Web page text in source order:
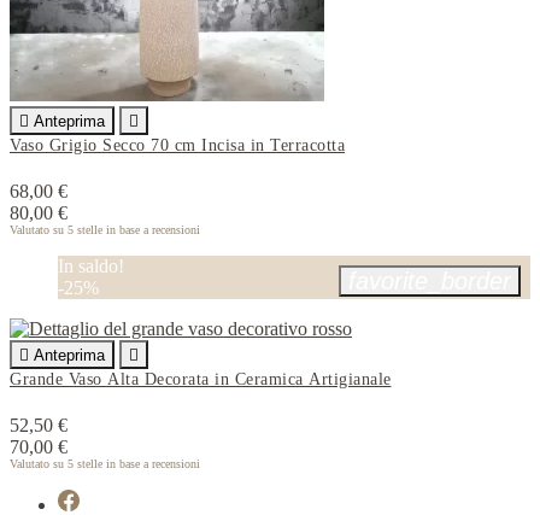
 Anteprima

Vaso Grigio Secco 70 cm Incisa in Terracotta
68,00 €
80,00 €
Valutato su 5 stelle in base a recensioni
In saldo!
-25%
 Anteprima

Grande Vaso Alta Decorata in Ceramica Artigianale
52,50 €
70,00 €
Valutato su 5 stelle in base a recensioni